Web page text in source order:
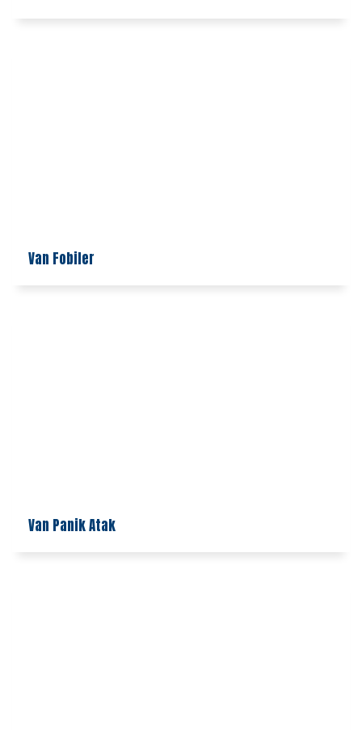
Van Fobiler
Van Panik Atak